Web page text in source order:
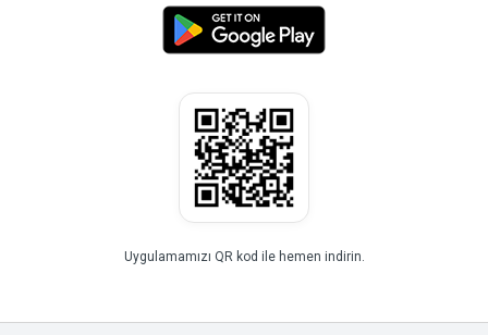
Uygulamamızı QR kod ile hemen indirin.